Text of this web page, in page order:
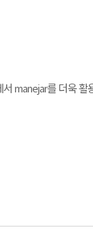
manejar를 더욱